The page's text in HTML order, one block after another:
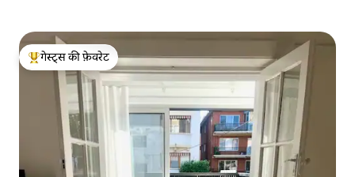
गेस्ट्स का टॉप फ़ेवरेट
गेस्ट्स की फ़ेवरेट